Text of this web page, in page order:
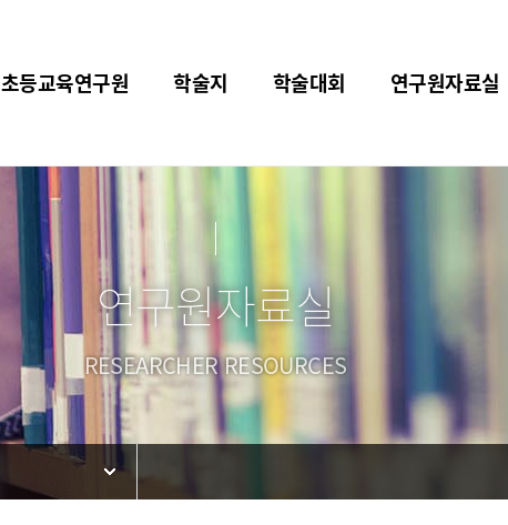
초등교육연구원 학술지 학술대회 연구원자료실
연구원자료실
RESEARCHER RESOURCES